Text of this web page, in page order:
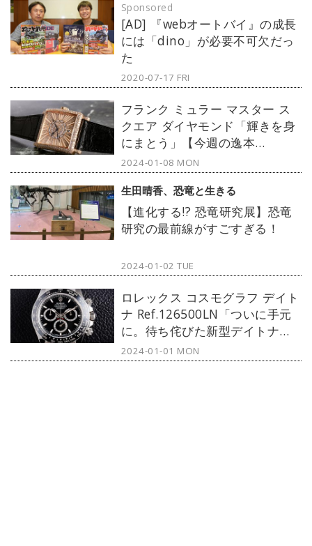
[AD] 『webオートバイ』の成長
には「dino」が必要不可欠だっ
た
Sponsored
2020-07-17 FRI
フランク ミュラー マスター ス
クエア ダイヤモンド「輝きを身
にまとう」【今週の逸本
Vol.232】
2024-01-08 MON
【進化する!? 恐竜研究展】恐竜
研究の最前線がすごすぎる！
2024-01-02 TUE
生田晴香、恐竜と生きる
ロレックス コスモグラフ デイト
ナ Ref.126500LN「ついに手元
に。待ち侘びた新型デイトナ」
【今週の逸本 Vol.231】
2024-01-01 MON